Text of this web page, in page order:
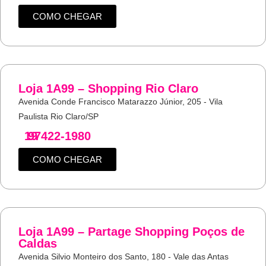
COMO CHEGAR
Loja 1A99 – Shopping Rio Claro
Avenida Conde Francisco Matarazzo Júnior, 205 - Vila
Paulista Rio Claro/SP
19
97422-1980
COMO CHEGAR
Loja 1A99 – Partage Shopping Poços de
Caldas
Avenida Silvio Monteiro dos Santo, 180 - Vale das Antas